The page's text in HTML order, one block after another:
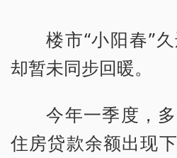
楼市“小阳春”
却暂未同步回暖。
今年一季度，
住房贷款余额出现